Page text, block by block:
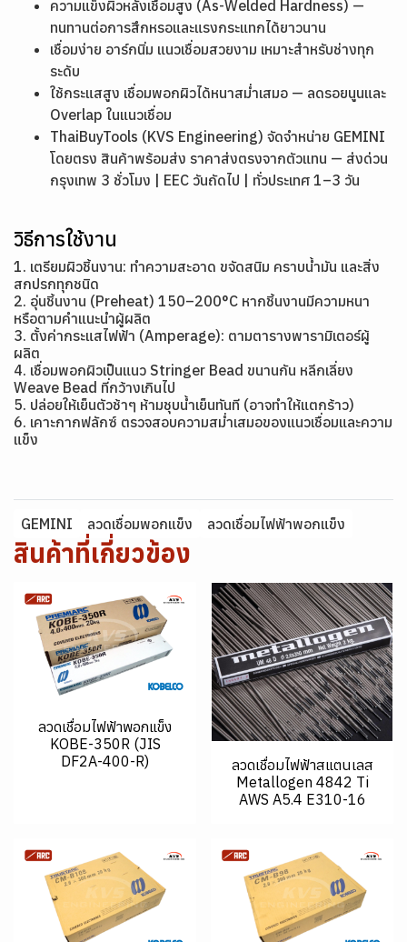
ความแข็งผิวหลังเชื่อมสูง (As-Welded Hardness) —
ทนทานต่อการสึกหรอและแรงกระแทกได้ยาวนาน
เชื่อมง่าย อาร์กนิ่ม แนวเชื่อมสวยงาม เหมาะสำหรับช่างทุก
ระดับ
ใช้กระแสสูง เชื่อมพอกผิวได้หนาสม่ำเสมอ — ลดรอยนูนและ
Overlap ในแนวเชื่อม
ThaiBuyTools (KVS Engineering) จัดจำหน่าย GEMINI
โดยตรง สินค้าพร้อมส่ง ราคาส่งตรงจากตัวแทน — ส่งด่วน
กรุงเทพ 3 ชั่วโมง | EEC วันถัดไป | ทั่วประเทศ 1–3 วัน
วิธีการใช้งาน
1. เตรียมผิวชิ้นงาน: ทำความสะอาด ขจัดสนิม คราบน้ำมัน และสิ่ง
สกปรกทุกชนิด
2. อุ่นชิ้นงาน (Preheat) 150–200°C หากชิ้นงานมีความหนา
หรือตามคำแนะนำผู้ผลิต
3. ตั้งค่ากระแสไฟฟ้า (Amperage): ตามตารางพารามิเตอร์ผู้
ผลิต
4. เชื่อมพอกผิวเป็นแนว Stringer Bead ขนานกัน หลีกเลี่ยง
Weave Bead ที่กว้างเกินไป
5. ปล่อยให้เย็นตัวช้าๆ ห้ามชุบน้ำเย็นทันที (อาจทำให้แตกร้าว)
6. เคาะกากฟลักซ์ ตรวจสอบความสม่ำเสมอของแนวเชื่อมและความ
แข็ง
GEMINI ลวดเชื่อมพอกแข็ง ลวดเชื่อมไฟฟ้าพอกแข็ง
สินค้าที่เกี่ยวข้อง
ลวดเชื่อมไฟฟ้าพอกแข็ง
KOBE-350R (JIS
DF2A-400-R)
ลวดเชื่อมไฟฟ้าสแตนเลส
Metallogen 4842 Ti
AWS A5.4 E310-16